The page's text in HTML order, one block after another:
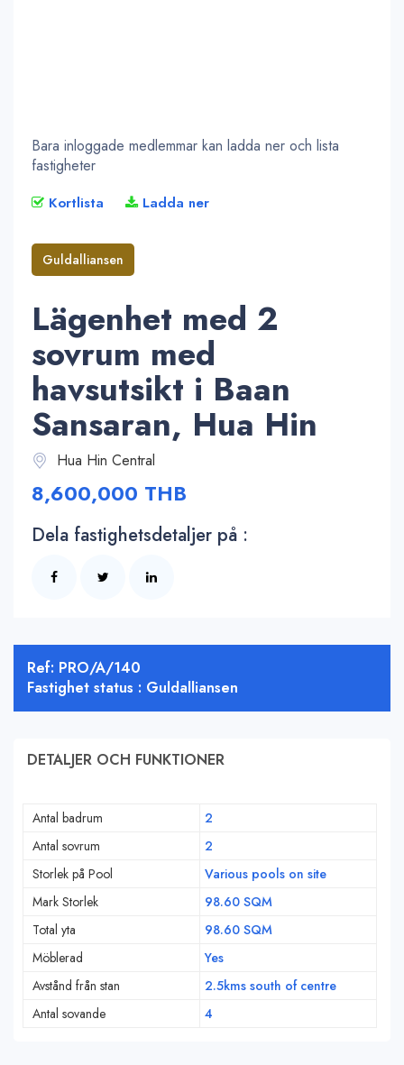
Bara inloggade medlemmar kan ladda ner och lista
fastigheter
Kortlista Ladda ner
Guldalliansen
Lägenhet med 2
sovrum med
havsutsikt i Baan
Sansaran, Hua Hin
Hua Hin Central
8,600,000 THB
Dela fastighetsdetaljer på :
Ref: PRO/A/140
Fastighet status : Guldalliansen
DETALJER OCH FUNKTIONER
Antal badrum
2
Antal sovrum
2
Storlek på Pool
Various pools on site
Mark Storlek
98.60 SQM
Total yta
98.60 SQM
Möblerad
Yes
Avstånd från stan
2.5kms south of centre
Antal sovande
4